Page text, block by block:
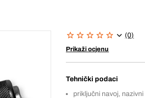
(0)
Prikaži ocjenu
Tehnički podaci
priključni navoj, nazivni